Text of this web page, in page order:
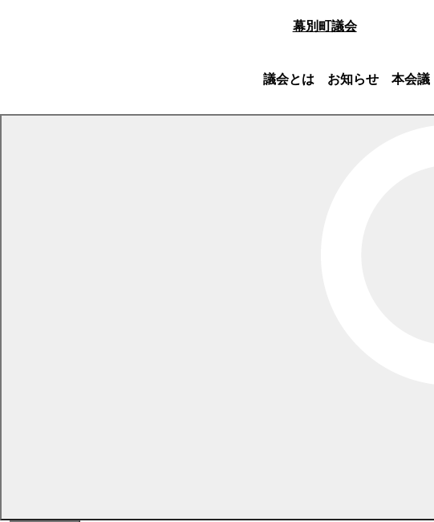
幕別町議会
議会とは お知らせ 本会議